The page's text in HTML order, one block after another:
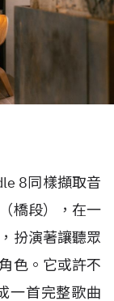
8同樣擷取音
橋段），在一
扮演著讓聽眾
色。它或許不
一首完整歌曲